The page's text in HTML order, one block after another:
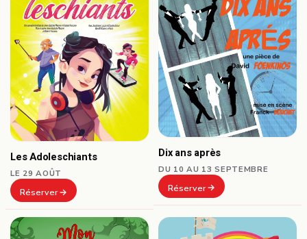
Les Adoleschiants
LE 29 AOÛT
Réserver
Dix ans après
DU 10 AU 13 SEPTEMBRE
Réserver